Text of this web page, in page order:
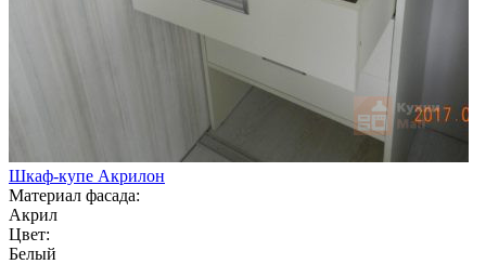
Шкаф-купе Акрилон
Материал фасада:
Акрил
Цвет:
Белый